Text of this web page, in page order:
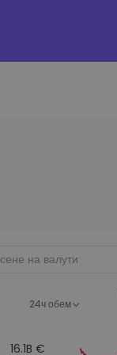
изпълнение
24ч обем
16.1B €